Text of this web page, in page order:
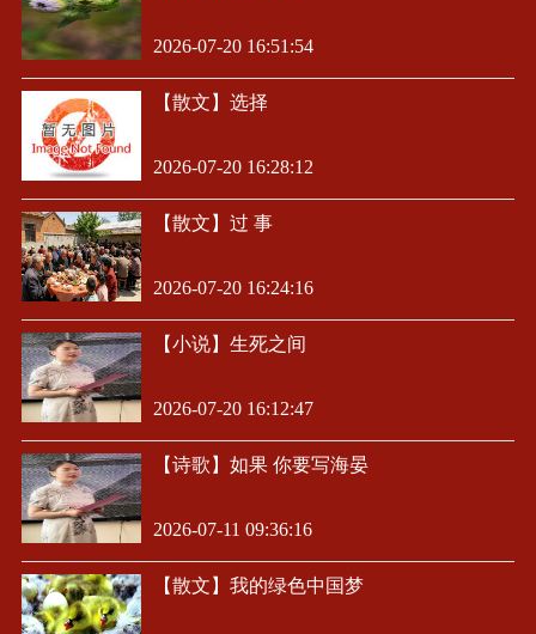
2026-07-20 16:51:54
【散文】选择
2026-07-20 16:28:12
【散文】过 事
2026-07-20 16:24:16
【小说】生死之间
2026-07-20 16:12:47
【诗歌】如果 你要写海晏
2026-07-11 09:36:16
【散文】我的绿色中国梦